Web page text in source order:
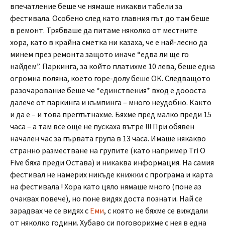
впечатление беше че нямаше никакви табели за
фестивала. Особено след като главния път до там беше
в ремонт. Трябваше да питаме няколко от местните
хора, като в крайна сметка ни казаха, че е най-лесно да
минем през ремонта защото иначе “едва ли ще го
найдем”. Паркинга, за който платихме 10 лева, беше една
огромна поляна, което горе-долу беше ОК. Следващото
разочарование беше че *единствения* вход е доооста
далече от паркинга и къмпинга – много неудобно. Както
и да е – и това преглътнахме. Бяхме пред малко преди 15
часа – а там все още не пускаха вътре !!! При обявен
начален час за първата група в 13 часа. Имаше някакво
странно разместване на групите (като например Tri O
Five бяха преди Остава) и никаква информация. На самия
фестивал не намерих никъде книжки с програма и карта
на фестивала ! Хора като цяло нямаше много (поне аз
очаквах повече), но поне видях доста познати. Най се
зарадвах че се видях с Еми, с която не бяхме се виждали
от няколко години. Хубаво си поговорихме с нея в една